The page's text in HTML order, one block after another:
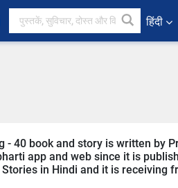
हिंदी
- 40 book and story is written by
app and web since it is
Stories in Hindi and it is receiving